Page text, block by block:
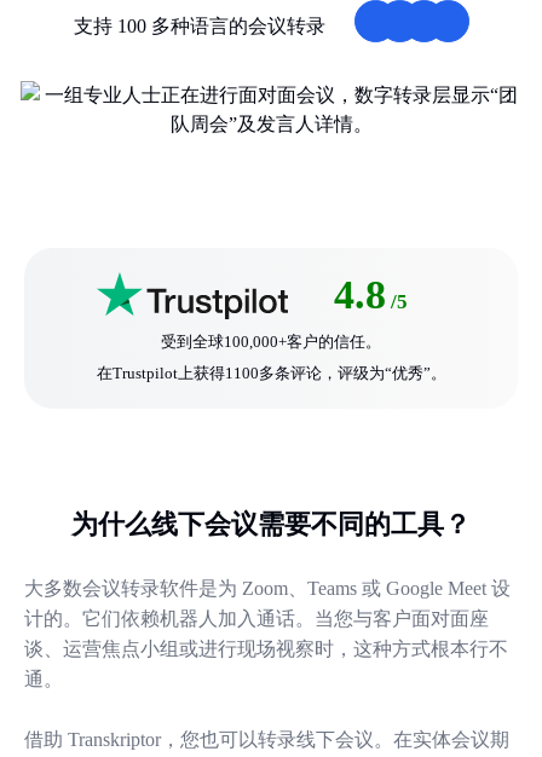
支持 100 多种语言的会议转录
4.8 /5
受到全球100,000+客户的信任。
在Trustpilot上获得1100多条评论，评级为“优秀”。
为什么线下会议需要不同的工具？
大多数会议转录软件是为 Zoom、Teams 或 Google Meet 设
计的。它们依赖机器人加入通话。当您与客户面对面座
谈、运营焦点小组或进行现场视察时，这种方式根本行不
通。
借助 Transkriptor，您也可以转录线下会议。在实体会议期